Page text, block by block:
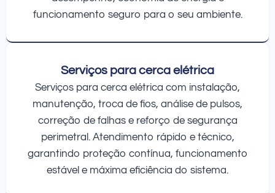
funcionamento seguro para o seu ambiente.
Serviços para cerca elétrica
Serviços para cerca elétrica com instalação,
manutenção, troca de fios, análise de pulsos,
correção de falhas e reforço de segurança
perimetral. Atendimento rápido e técnico,
garantindo proteção contínua, funcionamento
estável e máxima eficiência do sistema.